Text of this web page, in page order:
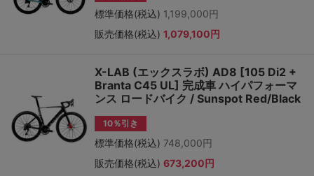
標準価格(税込) 1,199,000円
販売価格(税込) 1,079,100円
X-LAB (エックスラボ) AD8 [105 Di2 +
Branta C45 UL] 完成車 ハイパフォーマ
ンス ロードバイク / Sunspot Red/Black
10％引き
標準価格(税込) 748,000円
販売価格(税込) 673,200円